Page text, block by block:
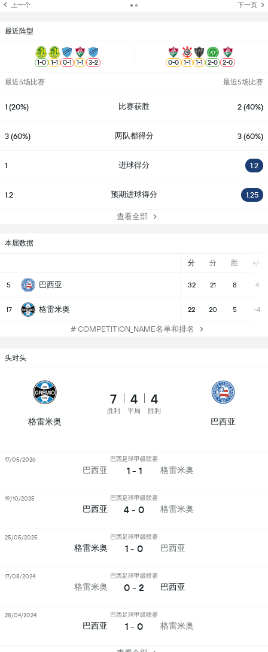
上一个 下一页
最近阵型
1-0 1-1 0-1 1-1 3-2 0-0 1-1 1-1 2-0 2-0
最近5场比赛 最近5场比赛
1 (20%) 比赛获胜 2 (40%)
3 (60%) 两队都得分 3 (60%)
1 进球得分 1.2
1.2 预期进球得分 1.25
查看全部
本届数据
分 分 胜 +/-
5 巴西亚 32 21 8 4
17 格雷米奥 22 20 5 -4
# COMPETITION_NAME名单和排名
头对头
格雷米奥
7
胜利
4
平局
4
胜利
巴西亚
巴西亚
巴西足球甲级联赛
1 - 1 格雷米奥
17/05/2026
巴西亚
巴西足球甲级联赛
4 - 0 格雷米奥
19/10/2025
格雷米奥
巴西足球甲级联赛
1 - 0 巴西亚
25/05/2025
格雷米奥
巴西足球甲级联赛
0 - 2 巴西亚
17/08/2024
巴西亚
巴西足球甲级联赛
1 - 0 格雷米奥
28/04/2024